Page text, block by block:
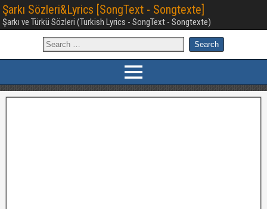
Şarkı Sözleri&Lyrics [SongText - Songtexte]
Şarkı ve Türkü Sözleri (Turkish Lyrics - SongText - Songtexte)